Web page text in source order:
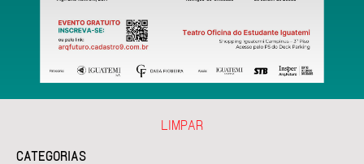
CATEGORIAS
LIMPAR